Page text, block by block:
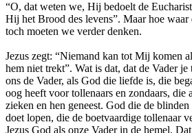
“O, dat weten we, Hij bedoelt de
Hij het Brood des levens”. Maar hoe waar
toch moeten we verder denken.
Jezus zegt: “Niemand kan tot Mij komen
hem niet trekt”. Wat is dat, dat de Vader je
ons de Vader, als God die liefde is, die
oog heeft voor tollenaars en zondaars, die
zieken en hen geneest. God die de
doet lopen, die de boetvaardige tollenaar
Jezus God als onze Vader in de hemel.